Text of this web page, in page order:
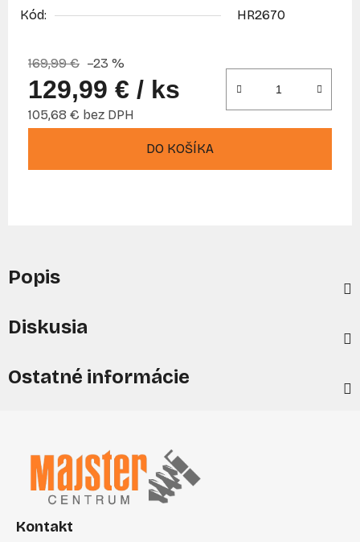
Kód:
HR2670
169,99 € –23 %
129,99 € / ks
105,68 € bez DPH
DO KOŠÍKA
Popis
Diskusia
Ostatné informácie
Kontakt